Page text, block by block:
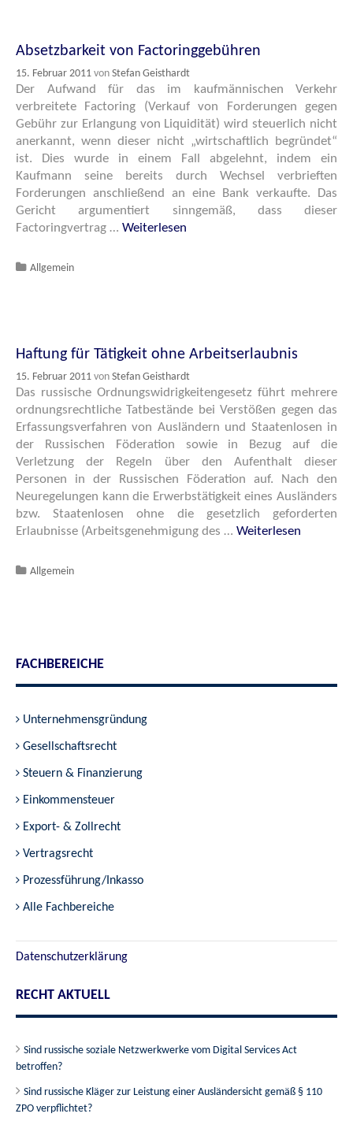
Absetzbarkeit von Factoringgebühren
15. Februar 2011 von Stefan Geisthardt
Der Aufwand für das im kaufmännischen Verkehr
verbreitete Factoring (Verkauf von Forderungen gegen
Gebühr zur Erlangung von Liquidität) wird steuerlich nicht
anerkannt, wenn dieser nicht „wirtschaftlich begründet“
ist. Dies wurde in einem Fall abgelehnt, indem ein
Kaufmann seine bereits durch Wechsel verbrieften
Forderungen anschließend an eine Bank verkaufte. Das
Gericht argumentiert sinngemäß, dass dieser
Factoringvertrag … Weiterlesen
Katgeorien
Allgemein
Haftung für Tätigkeit ohne Arbeitserlaubnis
15. Februar 2011 von Stefan Geisthardt
Das russische Ordnungswidrigkeitengesetz führt mehrere
ordnungsrechtliche Tatbestände bei Verstößen gegen das
Erfassungsverfahren von Ausländern und Staatenlosen in
der Russischen Föderation sowie in Bezug auf die
Verletzung der Regeln über den Aufenthalt dieser
Personen in der Russischen Föderation auf. Nach den
Neuregelungen kann die Erwerbstätigkeit eines Ausländers
bzw. Staatenlosen ohne die gesetzlich geforderten
Erlaubnisse (Arbeitsgenehmigung des … Weiterlesen
Katgeorien
Allgemein
FACHBEREICHE
Unternehmensgründung
Gesellschaftsrecht
Steuern & Finanzierung
Einkommensteuer
Export- & Zollrecht
Vertragsrecht
Prozessführung/Inkasso
Alle Fachbereiche
Datenschutzerklärung
RECHT AKTUELL
Sind russische soziale Netzwerkwerke vom Digital Services Act
betroffen?
Sind russische Kläger zur Leistung einer Ausländersicht gemäß § 110
ZPO verpflichtet?